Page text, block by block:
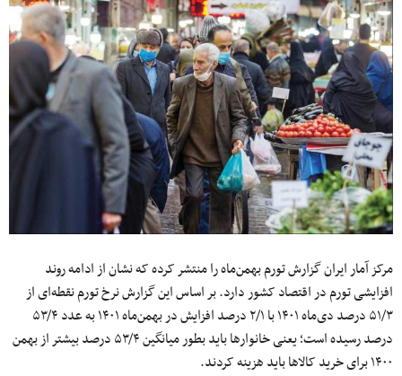
مرکز آمار ایران گزارش تورم بهمن‌ماه را منتشر کرده که نشان از ادامه روند
افزایشی تورم در اقتصاد کشور دارد. بر اساس این گزارش نرخ تورم نقطه‌ای از
۵۱/۳ درصد دی‌ماه ۱۴۰۱ با ۲/۱ درصد افزایش در بهمن‌ماه ۱۴۰۱ به عدد ۵۳/۴
درصد رسیده است؛ یعنی خانوارها باید بطور میانگین ۵۳/۴ درصد بیشتر از بهمن
۱۴۰۰ برای خرید کالاها باید هزینه کردند.